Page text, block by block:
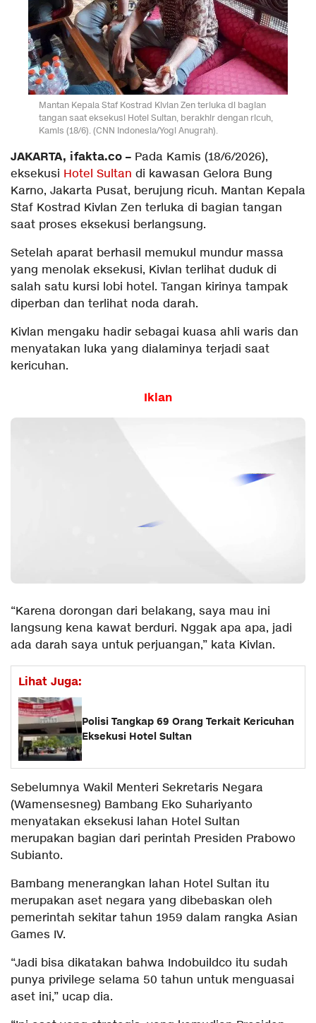
Mantan Kepala Staf Kostrad Kivlan Zen terluka di bagian
tangan saat eksekusi Hotel Sultan, berakhir dengan ricuh,
Kamis (18/6). (CNN Indonesia/Yogi Anugrah).
JAKARTA, ifakta.co – Pada Kamis (18/6/2026),
eksekusi Hotel Sultan di kawasan Gelora Bung
Karno, Jakarta Pusat, berujung ricuh. Mantan Kepala
Staf Kostrad Kivlan Zen terluka di bagian tangan
saat proses eksekusi berlangsung.
Setelah aparat berhasil memukul mundur massa
yang menolak eksekusi, Kivlan terlihat duduk di
salah satu kursi lobi hotel. Tangan kirinya tampak
diperban dan terlihat noda darah.
Kivlan mengaku hadir sebagai kuasa ahli waris dan
menyatakan luka yang dialaminya terjadi saat
kericuhan.
Iklan
“Karena dorongan dari belakang, saya mau ini
langsung kena kawat berduri. Nggak apa apa, jadi
ada darah saya untuk perjuangan,” kata Kivlan.
Lihat Juga:
Polisi Tangkap 69 Orang Terkait Kericuhan
Eksekusi Hotel Sultan
Sebelumnya Wakil Menteri Sekretaris Negara
(Wamensesneg) Bambang Eko Suhariyanto
menyatakan eksekusi lahan Hotel Sultan
merupakan bagian dari perintah Presiden Prabowo
Subianto.
Bambang menerangkan lahan Hotel Sultan itu
merupakan aset negara yang dibebaskan oleh
pemerintah sekitar tahun 1959 dalam rangka Asian
Games IV.
“Jadi bisa dikatakan bahwa Indobuildco itu sudah
punya privilege selama 50 tahun untuk menguasai
aset ini,” ucap dia.